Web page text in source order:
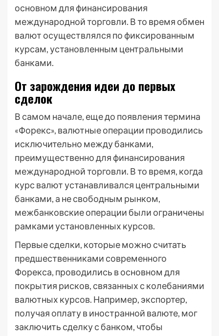
основном для финансирования
международной торговли. В то время обмен
валют осуществлялся по фиксированным
курсам, установленным центральными
банками.
От зарождения идеи до первых
сделок
В самом начале, еще до появления термина
«Форекс», валютные операции проводились
исключительно между банками,
преимущественно для финансирования
международной торговли. В то время, когда
курс валют устанавливался центральными
банками, а не свободным рынком,
межбанковские операции были ограничены
рамками установленных курсов.
Первые сделки, которые можно считать
предшественниками современного
Форекса, проводились в основном для
покрытия рисков, связанных с колебаниями
валютных курсов. Например, экспортер,
получая оплату в иностранной валюте, мог
заключить сделку с банком, чтобы